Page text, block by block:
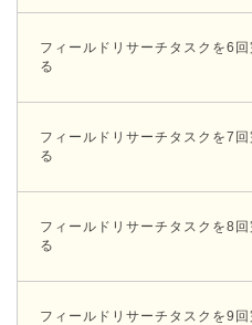
フィールドリサーチタスクを6回
る
フィールドリサーチタスクを7回
る
フィールドリサーチタスクを8回
る
フィールドリサーチタスクを9回